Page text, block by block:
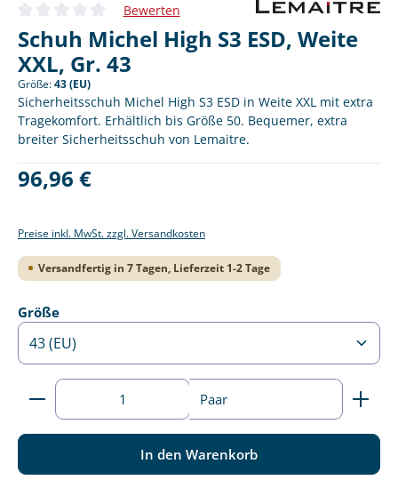
Durchschnittliche Bewertung von 0 von 5 Sternen
Bewerten
Schuh Michel High S3 ESD, Weite
XXL, Gr. 43
Größe:43 (EU)
Sicherheitsschuh Michel High S3 ESD in Weite XXL mit extra
Tragekomfort. Erhältlich bis Größe 50. Bequemer, extra
breiter Sicherheitsschuh von Lemaitre.
Regulärer Preis:
96,96 €
Preise inkl. MwSt. zzgl. Versandkosten
Versandfertig in 7 Tagen, Lieferzeit 1-2 Tage
Größeauswählen
Produkt Anzahl: Gib den gewünschten Wert ein
Paar
In den Warenkorb